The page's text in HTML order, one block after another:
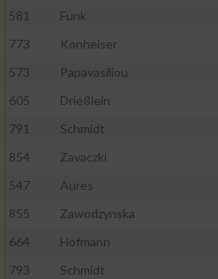
581
Funk
773
Konheiser
573
Papavasiliou
605
Drießlein
791
Schmidt
854
Zavaczki
547
Aures
855
Zawodzynska
664
Hofmann
793
Schmidt
Geräte anhand von aktiv
Informationen identifizieren
Notwendig